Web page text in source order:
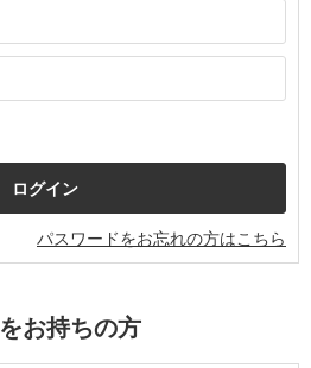
パスワードをお忘れの方はこちら
お持ちの方